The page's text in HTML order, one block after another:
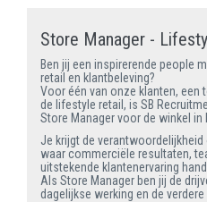
Store Manager -
Ben jij een inspirerende people
retail en klantbeleving?
Voor één van onze klanten, een
de lifestyle retail, is SB
Store Manager voor de winkel in
Je krijgt de verantwoordelijkheid
waar commerciële resultaten,
uitstekende klantenervaring hand
Als Store Manager ben jij de
dagelijkse werking en de